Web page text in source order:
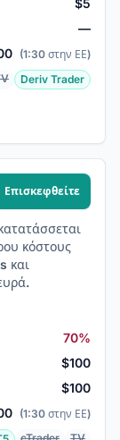
$5
—
(1:30 στην ΕΕ)
Deriv Trader
Επισκεφθείτε
κόστους
και
70%
$100
$100
(1:30 στην ΕΕ)